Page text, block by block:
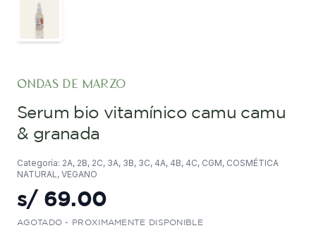
ondas de marzo
serum bio vitamínico camu camu
& granada
Categoría: 2A, 2B, 2C, 3A, 3B, 3C, 4A, 4B, 4C, CGM, COSMÉTICA
NATURAL, VEGANO
s/69.00
AGOTADO - PROXIMAMENTE DISPONIBLE